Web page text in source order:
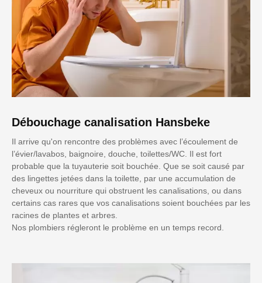
Débouchage canalisation Hansbeke
Il arrive qu'on rencontre des problèmes avec l’écoulement de
l’évier/lavabos, baignoire, douche, toilettes/WC. Il est fort
probable que la tuyauterie soit bouchée. Que se soit causé par
des lingettes jetées dans la toilette, par une accumulation de
cheveux ou nourriture qui obstruent les canalisations, ou dans
certains cas rares que vos canalisations soient bouchées par les
racines de plantes et arbres.
Nos plombiers régleront le problème en un temps record.